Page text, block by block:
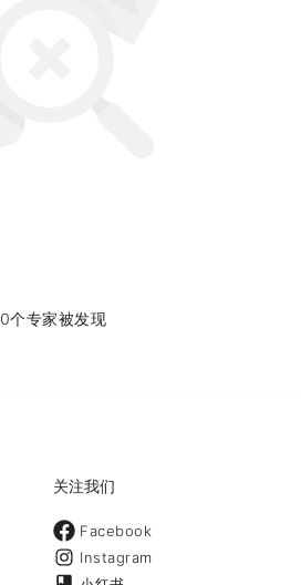
0个专家被发现
关注我们
Facebook
Instagram